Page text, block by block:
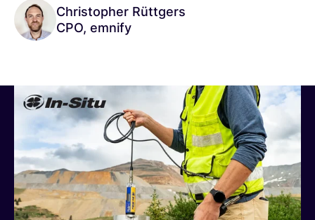
Christopher Rüttgers
CPO, emnify